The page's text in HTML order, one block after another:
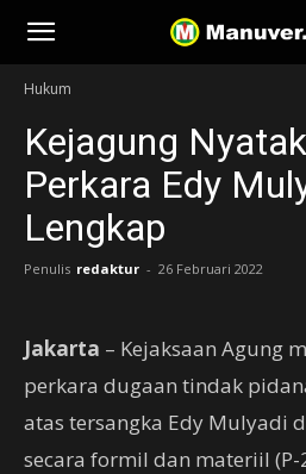
Manuver
Hukum
Kejagung
Perkara Edy
Lengkap
Penulis redaktur - 26 Februari 2022
Jakarta – Kejaksaan Agung
perkara dugaan tindak
atas tersangka Edy Mulyadi
secara formil dan materiil (P-